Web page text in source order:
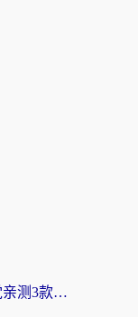
雷神手游和海归好用吗？海外党亲测3款热门回国加速器+番茄加速器深度体验